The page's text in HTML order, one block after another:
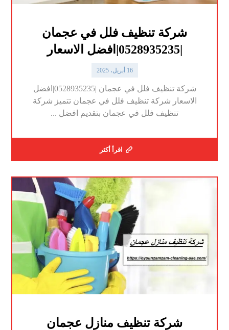
شركة تنظيف فلل في عجمان
|0528935235|افضل الاسعار
16 أبريل، 2025
شركة تنظيف فلل في عجمان |0528935235|افضل
الاسعار شركة تنظيف فلل في عجمان تتميز شركة
تنظيف فلل في عجمان بتقديم افضل ...
اقرأ أكثر
شركة تنظيف منازل عجمان